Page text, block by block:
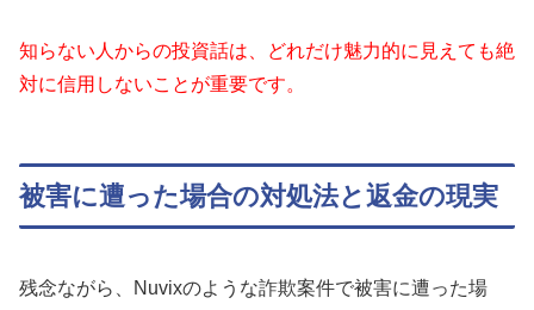
知らない人からの投資話は、どれだけ魅力的に見えても絶
対に信用しないことが重要です。
被害に遭った場合の対処法と返金の現実
残念ながら、Nuvixのような詐欺案件で被害に遭った場